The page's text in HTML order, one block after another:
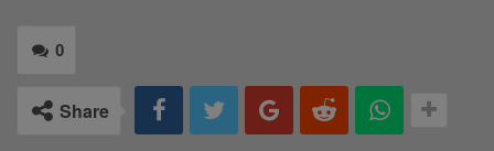
0
Share